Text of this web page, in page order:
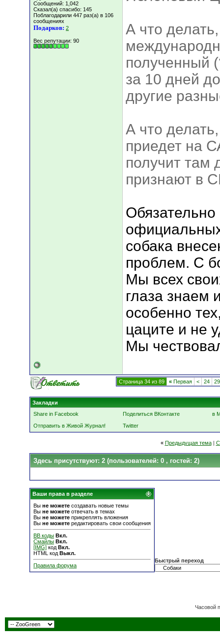
Сообщений: 1,042
Сказал(а) спасибо: 145
Поблагодарили 447 раз(а) в 106
сообщениях
Подарков: 2
Вес репутации: 90
А что
полученный
за 10 дней
другие
А что
приедет на
получит там
признают в
собака
проблем. С
Мы всех
глаза знаем
особенно
цаците и не
Мы
Страница 34 из 89 « Первая < 24 29
Закладки
Share in Facebook
Поделиться ВКонтакте
в
Отправить в Живой Журнал!
Twitter
« Предыдущая тема|
Здесь присутствуют: 2 (пользователей: 0 , гостей: 2)
Ваши права в разделе
Вы не можете создавать новые темы
Вы не можете отвечать в темах
Вы не можете прикреплять вложения
Вы не можете редактировать свои сообщения
BB коды Вкл.
Смайлы Вкл.
[IMG] код Вкл.
HTML код Выкл.
Правила форума
Быстрый переход
Часовой